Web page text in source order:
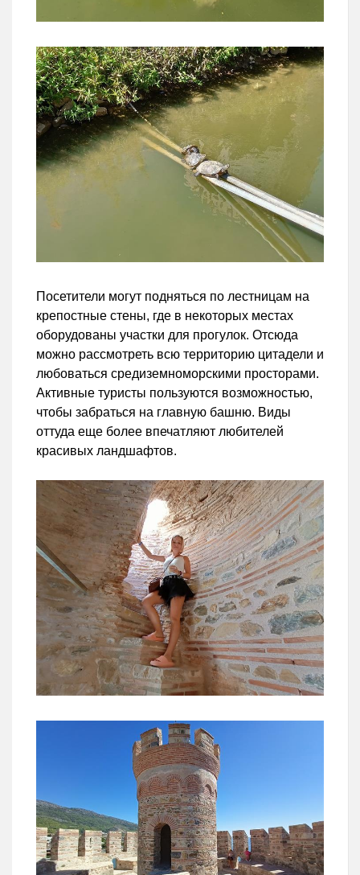
Посетители могут подняться по лестницам на
крепостные стены, где в некоторых местах
оборудованы участки для прогулок. Отсюда
можно рассмотреть всю территорию цитадели и
любоваться средиземноморскими просторами.
Активные туристы пользуются возможностью,
чтобы забраться на главную башню. Виды
оттуда еще более впечатляют любителей
красивых ландшафтов.